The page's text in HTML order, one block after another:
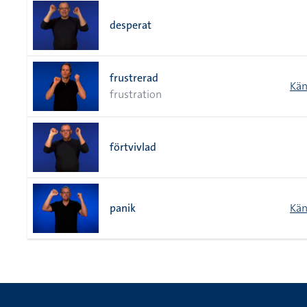
desperat
frustrerad
frustration
förtvivlad
panik